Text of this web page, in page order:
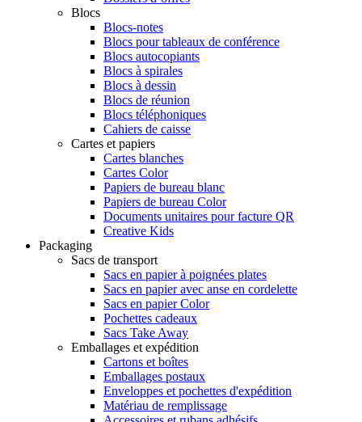
Blocs
Blocs-notes
Blocs pour tableaux de conférence
Blocs autocopiants
Blocs à spirales
Blocs à dessin
Blocs de réunion
Blocs téléphoniques
Cahiers de caisse
Cartes et papiers
Cartes blanches
Cartes Color
Papiers de bureau blanc
Papiers de bureau Color
Documents unitaires pour facture QR
Creative Kids
Packaging
Sacs de transport
Sacs en papier à poignées plates
Sacs en papier avec anse en cordelette
Sacs en papier Color
Pochettes cadeaux
Sacs Take Away
Emballages et expédition
Cartons et boîtes
Emballages postaux
Enveloppes et pochettes d'expédition
Matériau de remplissage